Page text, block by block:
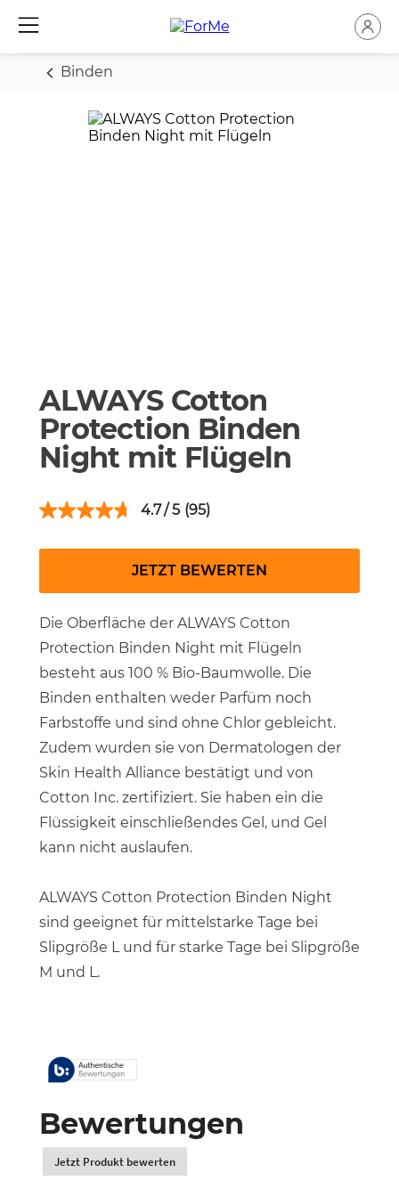
Binden
ALWAYS Cotton
Protection Binden
Night mit Flügeln
4.7 (95)
JETZT BEWERTEN
Die Oberfläche der ALWAYS Cotton
Protection Binden Night mit Flügeln
besteht aus 100 % Bio-Baumwolle. Die
Binden enthalten weder Parfüm noch
Farbstoffe und sind ohne Chlor gebleicht.
Zudem wurden sie von Dermatologen der
Skin Health Alliance bestätigt und von
Cotton Inc. zertifiziert. Sie haben ein die
Flüssigkeit einschließendes Gel, und Gel
kann nicht auslaufen.
ALWAYS Cotton Protection Binden Night
sind geeignet für mittelstarke Tage bei
Slipgröße L und für starke Tage bei Slipgröße
M und L.
Bewertungen
Jetzt Produkt bewerten.
Dadurch